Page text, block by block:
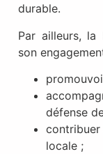
durable.
Par ailleurs, la
son
défense
contribuer
locale ;